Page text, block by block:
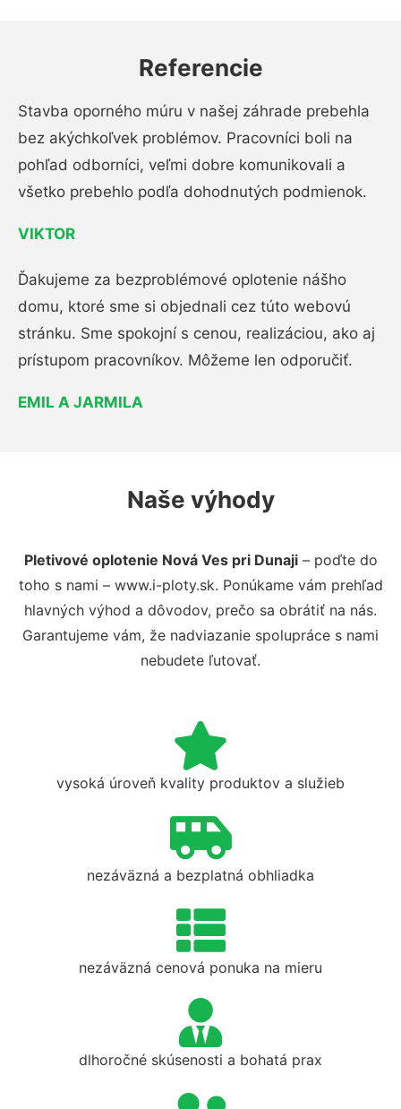
Referencie
Stavba oporného múru v našej záhrade prebehla
bez akýchkoľvek problémov. Pracovníci boli na
pohľad odborníci, veľmi dobre komunikovali a
všetko prebehlo podľa dohodnutých podmienok.
VIKTOR
Ďakujeme za bezproblémové oplotenie nášho
domu, ktoré sme si objednali cez túto webovú
stránku. Sme spokojní s cenou, realizáciou, ako aj
prístupom pracovníkov. Môžeme len odporučiť.
EMIL A JARMILA
Naše výhody
Pletivové oplotenie Nová Ves pri Dunaji– poďte do
toho s nami – www.i-ploty.sk. Ponúkame vám prehľad
hlavných výhod a dôvodov, prečo sa obrátiť na nás.
Garantujeme vám, že nadviazanie spolupráce s nami
nebudete ľutovať.
vysoká úroveň kvality produktov a služieb
nezáväzná a bezplatná obhliadka
nezáväzná cenová ponuka na mieru
dlhoročné skúsenosti a bohatá prax